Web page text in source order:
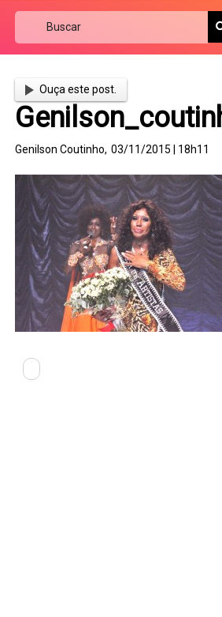
Ouça este post.
Genilson Coutinho, 03/11/2015 | 18h11